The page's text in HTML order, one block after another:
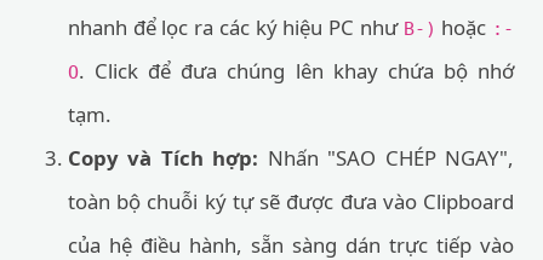
nhanh để lọc ra các ký hiệu PC như B-) hoặc :-
O. Click để đưa chúng lên khay chứa bộ nhớ
tạm.
Copy và Tích hợp: Nhấn "SAO CHÉP NGAY",
toàn bộ chuỗi ký tự sẽ được đưa vào Clipboard
của hệ điều hành, sẵn sàng dán trực tiếp vào